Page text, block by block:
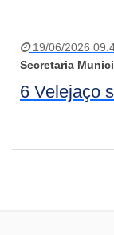
19/06/2026
Secretaria
6 Velejaço